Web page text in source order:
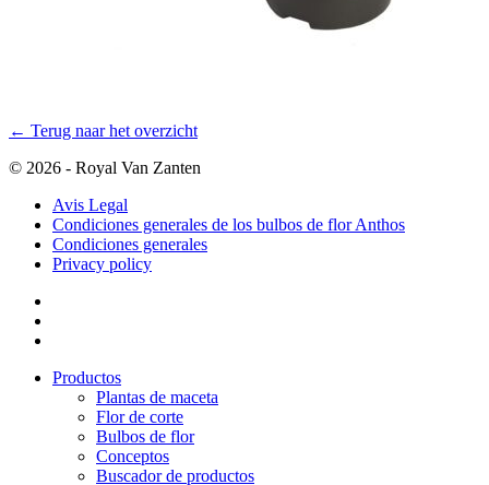
← Terug naar het overzicht
© 2026 - Royal Van Zanten
Avis Legal
Condiciones generales de los bulbos de flor Anthos
Condiciones generales
Privacy policy
Productos
Plantas de maceta
Flor de corte
Bulbos de flor
Conceptos
Buscador de productos